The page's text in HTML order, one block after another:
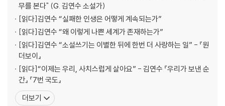
무를 본다" (G. 김연수 소설가)
[읽다]김연수 “실패한 인생은 어떻게 계속되는가”
[읽다]김연수 “왜 이렇게 나쁜 세계가 존재하는가”
[읽다]김연수 “소설쓰기는 이별한 뒤에 한번 더 사랑하는 일” - 『원
더보이』
[읽다]“이제는 우리, 사치스럽게 살아요” - 김연수 『우리가 보낸 순
간』 『7번 국도』
더보기